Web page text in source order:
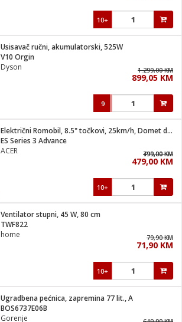
10+
Usisavač ručni, akumulatorski, 525W
V10 Orgin
Dyson
1.299,00 KM
899,05 KM
9
Električni Romobil, 8.5" točkovi, 25km/h, Domet do 30 km
ES Series 3 Advance
ACER
799,00 KM
499,00 KM
479,00 KM
10+
Ventilator stupni, 45 W, 80 cm
TWF822
home
79,90 KM
71,90 KM
10+
Ugradbena pećnica, zapremina 77 lit., A
BOS6737E06B
Gorenje